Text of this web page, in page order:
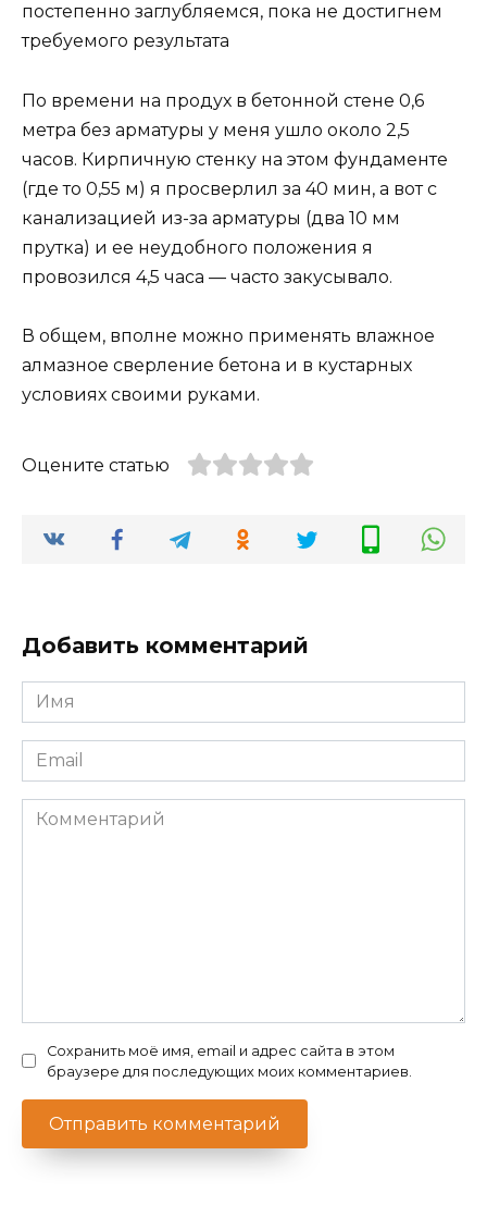
постепенно заглубляемся, пока не достигнем
требуемого результата
По времени на продух в бетонной стене 0,6
метра без арматуры у меня ушло около 2,5
часов. Кирпичную стенку на этом фундаменте
(где то 0,55 м) я просверлил за 40 мин, а вот с
канализацией из-за арматуры (два 10 мм
прутка) и ее неудобного положения я
провозился 4,5 часа — часто закусывало.
В общем, вполне можно применять влажное
алмазное сверление бетона и в кустарных
условиях своими руками.
Оцените статью
Добавить комментарий
Имя
*
Email
*
Комментарий
Сохранить моё имя, email и адрес сайта в этом
браузере для последующих моих комментариев.